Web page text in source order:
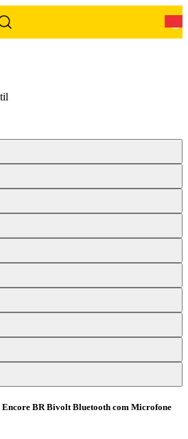
BR Bivolt Bluetooth com Microfone